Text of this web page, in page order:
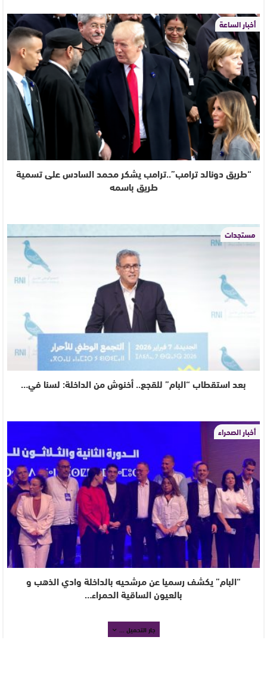
أخبار الساعة
“طريق دونالد ترامب”..ترامب يشكر محمد السادس على تسمية
طريق باسمه
مستجدات
بعد استقطاب “البام” للقجع.. أخنوش من الداخلة: لسنا في…
أخبار الصحراء
“البام” يكشف رسميا عن مرشحيه بالداخلة وادي الذهب و
بالعيون الساقية الحمراء…
جار التحميل ...